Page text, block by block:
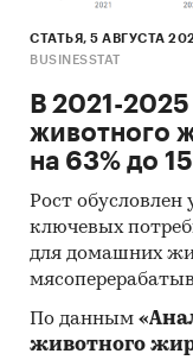
СТАТЬЯ, 5 АВГУСТА
BUSINESSTAT
В 2021-
животного
на 63% до
Рост обусловлен
ключевых
для домашних
По данным
животного